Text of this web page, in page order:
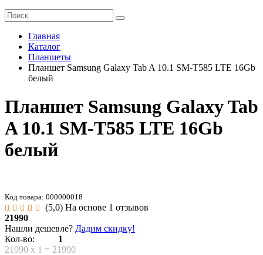
Главная
Каталог
Планшеты
Планшет Samsung Galaxy Tab A 10.1 SM-T585 LTE 16Gb
белый
Планшет Samsung Galaxy Tab
A 10.1 SM-T585 LTE 16Gb
белый
Код товара: 000000018
(5,0) На основе 1 отзывов
21990
Нашли дешевле? Дадим скидку!
Кол-во:
1
21990 x 1 = 21990